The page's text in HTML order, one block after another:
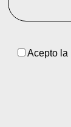
Acepto la